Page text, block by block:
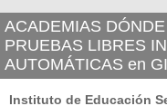
ACADEMIAS
PRUEBAS LIBRES
AUTOMÁTICAS en
Instituto de Educación